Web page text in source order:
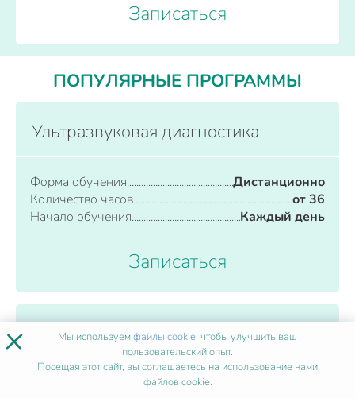
Записаться
ПОПУЛЯРНЫЕ ПРОГРАММЫ
Ультразвуковая диагностика
Форма обучения
Дистанционно
Количество часов
от 36
Начало обучения
Каждый день
Записаться
Ударно-волновая терапия
× Мы используемфайлы cookie, чтобы улучшить ваш
пользовательский опыт.
Посещая этот сайт, вы соглашаетесь на использование нами
файлов cookie.